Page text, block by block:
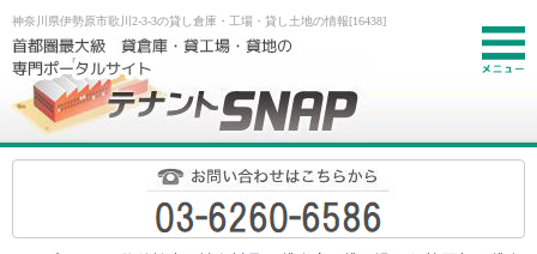
神奈川県伊勢原市歌川2-3-3の貸し倉庫・工場・貸し土地の情報[16438]